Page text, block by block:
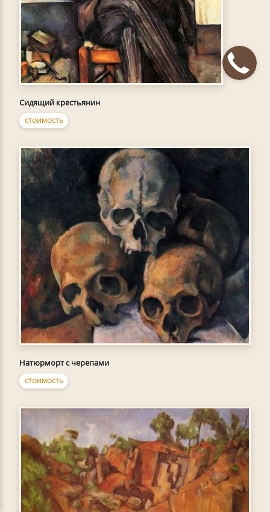
Сидящий крестьянин
СТОИМОСТЬ
Натюрморт с черепами
СТОИМОСТЬ